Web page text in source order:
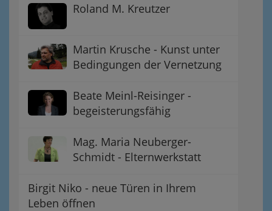
Roland M. Kreutzer
Martin Krusche - Kunst unter
Bedingungen der Vernetzung
Beate Meinl-Reisinger -
begeisterungsfähig
Mag. Maria Neuberger-
Schmidt - Elternwerkstatt
Birgit Niko - neue Türen in Ihrem
Leben öffnen